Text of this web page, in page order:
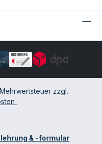
zzgl.
& -formular